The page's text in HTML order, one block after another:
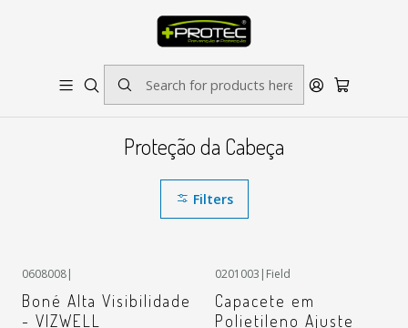
SOLICITE ORÇAMENTO PARA ESTAMPADOS/BORDADOS // SINALÉTICA:
OUTRAS DIMENSÕES SOB CONSULTA
Home Proteção da Cabeça
Proteção da Cabeça
Filters
0608008|
Boné Alta Visibilidade
- VIZWELL
0201003 | Field
Capacete em
Polietileno Ajuste